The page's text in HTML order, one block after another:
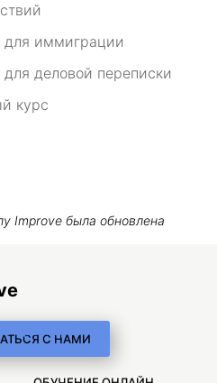
для иммиграции
деловой переписки
курс
Improve была обновлена
Франко, 29
С НАМИ